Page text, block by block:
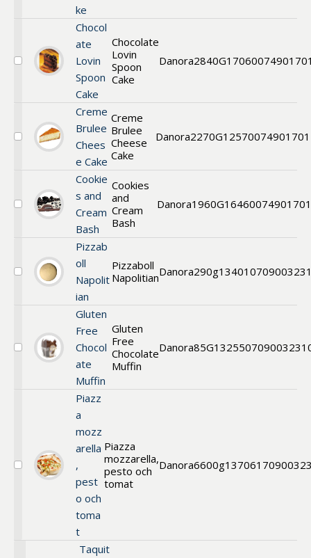
ke
Välj
Spoon
Chocol
ate
Lovin
Spoon
Cake
Chocolate
Lovin
Spoon
Cake
Danora2840G1706
Välj
Creme
Brulee
Chees
e Cake
Creme
Brulee
Cheese
Cake
Danora2270G1257
Välj
Cookie
s and
Cream
Bash
Cookies
and
Cream
Bash
Danora1960G1646
Välj
Pizzab
oll
Napolit
ian
Pizzaboll
NapolitianDanora290g13401
Välj
Gluten
Free
Chocol
ate
Muffin
Gluten
Free
Chocolate
Muffin
Danora85G13255
Välj
Piazz
a
mozz
arella
,
pest
o och
toma
t
Piazza
mozzarella,
pesto och
tomat
Danora6600g13706
Taquit